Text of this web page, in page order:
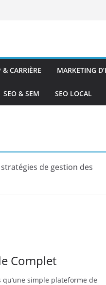
CARRIÈRE MARKETING
SEO & SEM SEO LOCAL
de gestion des
Complet
qu’une simple plateforme de